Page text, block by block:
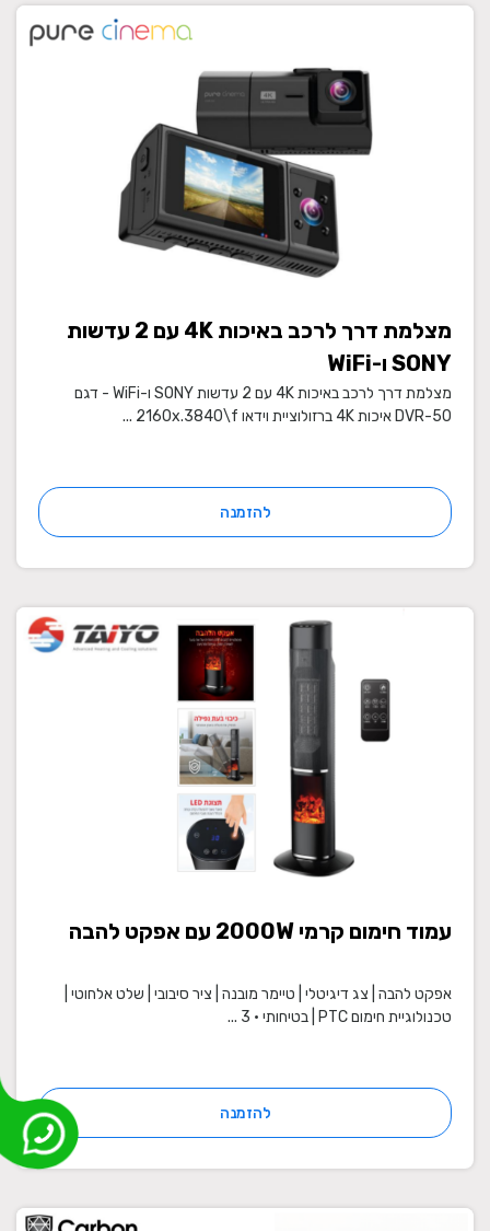
מצלמת דרך לרכב באיכות 4K עם 2 עדשות
SONY ו-WiFi
מצלמת דרך לרכב באיכות 4K עם 2 עדשות SONY ו-WiFi - דגם
DVR-50 איכות 4K ברזולוציית וידאו 2160x.3840\f ...
להזמנה
עמוד חימום קרמי 2000W עם אפקט להבה
אפקט להבה | צג דיגיטלי | טיימר מובנה | ציר סיבובי | שלט אלחוטי |
טכנולוגיית חימום PTC | בטיחותי • 3 ...
להזמנה